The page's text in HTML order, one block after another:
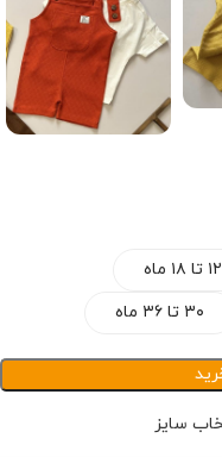
۱۲ تا ۱۸ ماه
۳۰ تا ۳۶ ماه
سایز